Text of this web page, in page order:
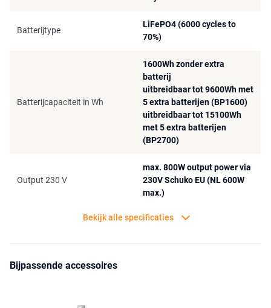
Batterijtype
LiFePO4 (6000 cycles to
70%)
Batterijcapaciteit in Wh
1600Wh zonder extra
batterij
uitbreidbaar tot 9600Wh met
5 extra batterijen (BP1600)
uitbreidbaar tot 15100Wh
met 5 extra batterijen
(BP2700)
Output 230 V
max. 800W output power via
230V Schuko EU (NL 600W
max.)
Bekijk alle specificaties
Bijpassende accessoires